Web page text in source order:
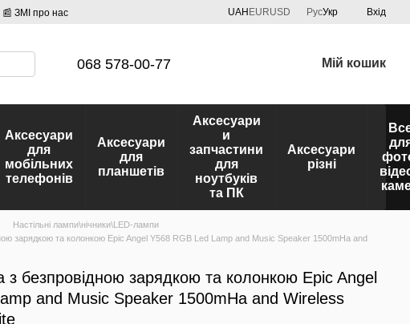
📰 ЗМІ про нас
UAH EURUSD РусУкр Вхід
068 578-00-77 Мій кошик
Аксесуари
для
мобільних
телефонів
Аксесуари
для
планшетів
Аксесуари
и
запчастини
для
ноутбуків
та ПК
Аксесуари
різні
Настільні лампи\нічники\LED-лампи
зарядкою та колонкою Epic Angel Y568 RGB Led Lamp and Music Speaker 1500mHa and
з безпровідною зарядкою та колонкою Epic Angel
and Music Speaker 1500mHa and Wireless